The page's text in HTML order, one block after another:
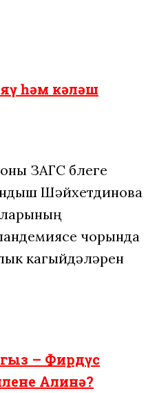
һәм кәләш
ЗАГС бүлеге
Шәйхетдинова
чорында
кагыйдәләрен
– Фирдүс
Алинә?